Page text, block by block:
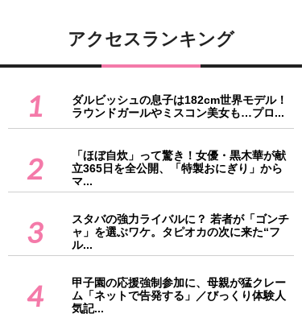
アクセスランキング
1
ダルビッシュの息子は182cm世界モデル！
ラウンドガールやミスコン美女も…プロ...
2
「ほぼ自炊」って驚き！女優・黒木華が献
立365日を全公開、「特製おにぎり」から
マ...
3
スタバの強力ライバルに？ 若者が「ゴンチ
ャ」を選ぶワケ。タピオカの次に来た“フ
ル...
4
甲子園の応援強制参加に、母親が猛クレー
ム「ネットで告発する」／びっくり体験人
気記...